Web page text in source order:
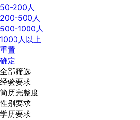
50-200人
200-500人
500-1000人
1000人以上
重置
确定
全部筛选
经验要求
简历完整度
性别要求
学历要求